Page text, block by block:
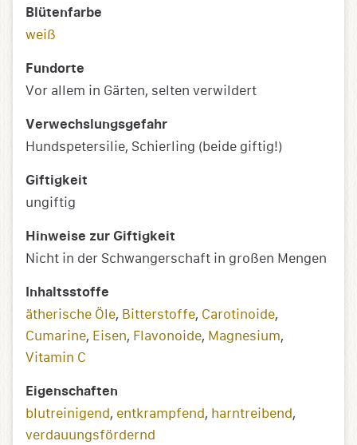
Blütenfarbe
weiß
Fundorte
Vor allem in Gärten, selten verwildert
Verwechslungsgefahr
Hundspetersilie, Schierling (beide giftig!)
Giftigkeit
ungiftig
Hinweise zur Giftigkeit
Nicht in der Schwangerschaft in großen Mengen
Inhaltsstoffe
ätherische Öle, Bitterstoffe, Carotinoide,
Cumarine, Eisen, Flavonoide, Magnesium,
Vitamin C
Eigenschaften
blutreinigend, entkrampfend, harntreibend,
verdauungsfördernd